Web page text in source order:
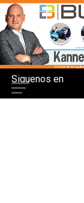
Siguenos en